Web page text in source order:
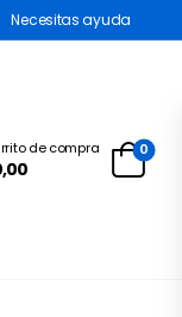
Necesitas ayuda
de compra 0